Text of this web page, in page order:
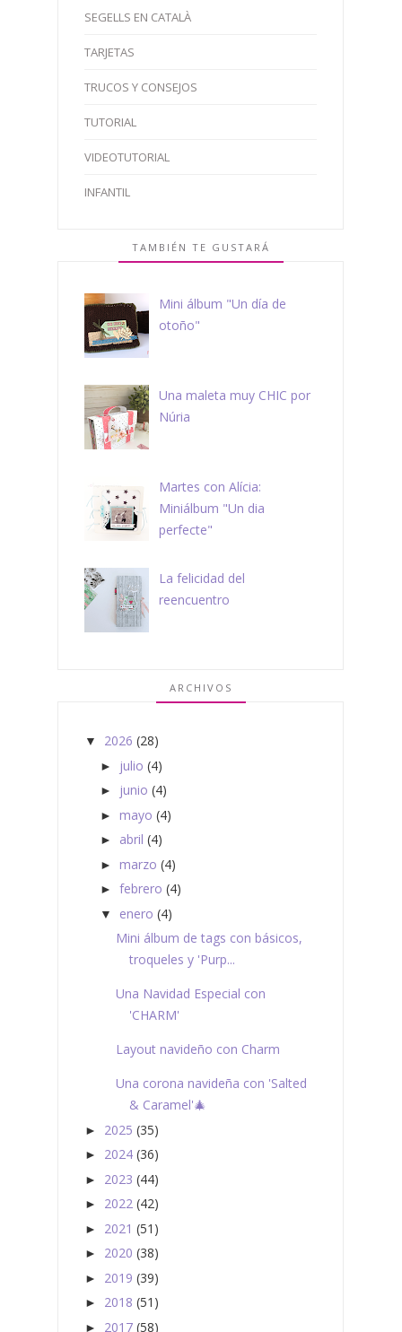
SEGELLS EN CATALÀ
TARJETAS
TRUCOS Y CONSEJOS
TUTORIAL
VIDEOTUTORIAL
INFANTIL
TAMBIÉN TE GUSTARÁ
Mini álbum "Un día de
otoño"
Una maleta muy CHIC por
Núria
Martes con Alícia:
Miniálbum "Un dia
perfecte"
La felicidad del
reencuentro
ARCHIVOS
▼ 2026 (28)
► julio (4)
► junio (4)
► mayo (4)
► abril (4)
► marzo (4)
► febrero (4)
▼ enero (4)
Mini álbum de tags con básicos,
troqueles y 'Purp...
Una Navidad Especial con
'CHARM'
Layout navideño con Charm
Una corona navideña con 'Salted
& Caramel'🎄
► 2025 (35)
► 2024 (36)
► 2023 (44)
► 2022 (42)
► 2021 (51)
► 2020 (38)
► 2019 (39)
► 2018 (51)
► 2017 (58)